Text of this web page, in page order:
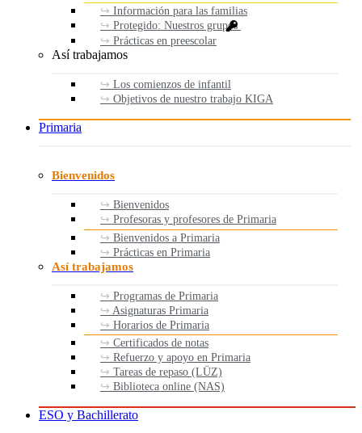
Información para las familias
Protegido: Nuestros grupos
Prácticas en preescolar
Así trabajamos
Los comienzos de infantil
Objetivos de nuestro trabajo KIGA
Primaria
Bienvenidos
Bienvenidos
Profesoras y profesores de Primaria
Bienvenidos a Primaria
Prácticas en Primaria
Así trabajamos
Programas de Primaria
Asignaturas Primaria
Horarios de Primaria
Certificados de notas
Refuerzo y apoyo en Primaria
Tareas de repaso (LÜZ)
Biblioteca online (NAS)
ESO y Bachillerato